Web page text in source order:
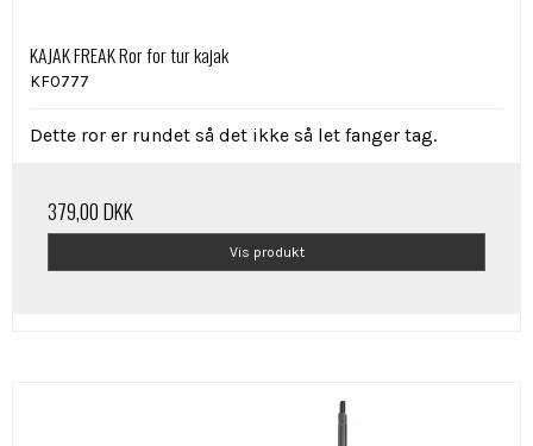
KAJAK FREAK Ror for tur kajak
KF0777
Dette ror er rundet så det ikke så let fanger tag.
379,00 DKK
Vis produkt